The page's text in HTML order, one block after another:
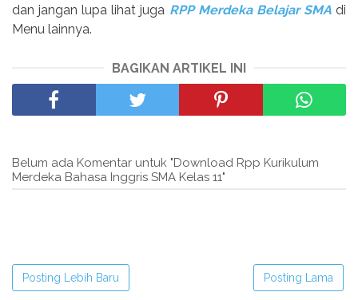
dan jangan lupa lihat juga RPP Merdeka Belajar SMA di
Menu lainnya.
BAGIKAN ARTIKEL INI
Belum ada Komentar untuk "Download Rpp Kurikulum
Merdeka Bahasa Inggris SMA Kelas 11"
Posting Lebih Baru Posting Lama